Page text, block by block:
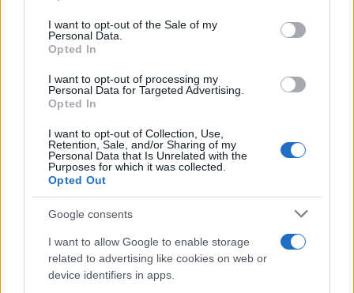
use your data for below specified purposes in below Google
consent section.
I want to opt-out of the Sale of my
Personal Data.
Opted In
I want to opt-out of processing my
Personal Data for Targeted Advertising.
Opted In
I want to opt-out of Collection, Use,
Retention, Sale, and/or Sharing of my
Personal Data that Is Unrelated with the
Purposes for which it was collected.
Opted Out
Google consents
I want to allow Google to enable storage
related to advertising like cookies on web or
device identifiers in apps.
NECROLOGIE
Mario Malu
Paolo Pinna